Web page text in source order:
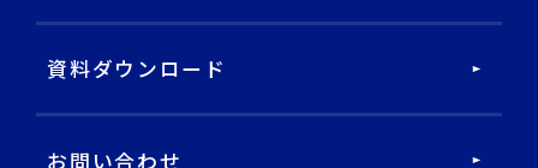
DECA Service Agent
資料ダウンロード
お問い合わせ